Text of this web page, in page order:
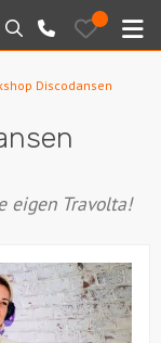
Zoeken
010-
7271205
Bewaarde
uitjes
Discodansen
eigen Travolta!